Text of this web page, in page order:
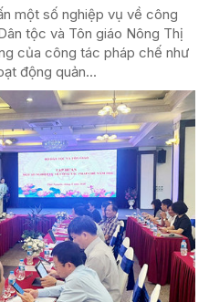
một số nghiệp vụ về công
tộc và Tôn giáo Nông Thị
của công tác pháp chế như
động quản...